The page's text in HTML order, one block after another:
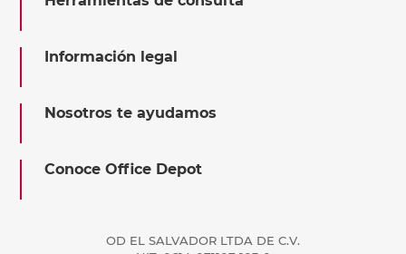
Información legal
Nosotros te ayudamos
Conoce Office Depot
OD EL SALVADOR LTDA DE C.V.